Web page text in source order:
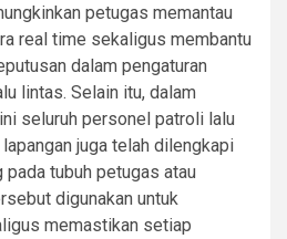
petugas memantau
real time sekaligus membantu
dalam pengaturan
lintas. Selain itu, dalam
seluruh personel patroli lalu
juga telah dilengkapi
tubuh petugas atau
digunakan untuk
memastikan setiap